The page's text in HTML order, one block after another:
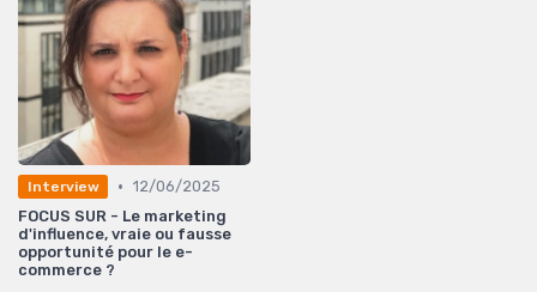
Interview • 12/06/2025
FOCUS SUR - Le marketing
d'influence, vraie ou fausse
opportunité pour le e-
commerce ?